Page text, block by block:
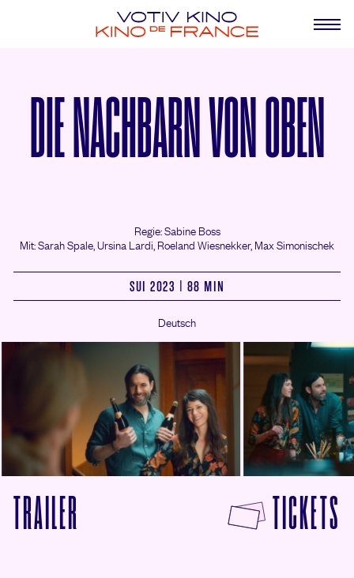
DIE NACHBARN VON OBEN
Regie: Sabine Boss
Mit: Sarah Spale, Ursina Lardi, Roeland Wiesnekker, Max Simonischek
SUI 2023 | 88 MIN
Deutsch
TRAILER
TICKETS